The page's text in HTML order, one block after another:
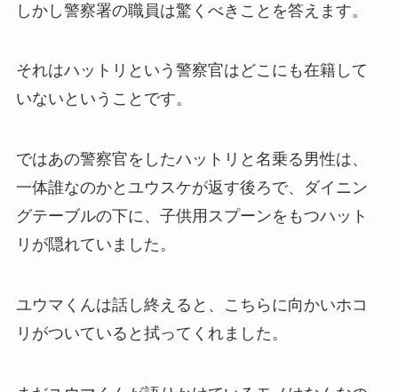
しかし警察署の職員は驚くべきことを答えます。
それはハットリという警察官はどこにも在籍して
いないということです。
ではあの警察官をしたハットリと名乗る男性は、
一体誰なのかとユウスケが返す後ろで、ダイニン
グテーブルの下に、子供用スプーンをもつハット
リが隠れていました。
ユウマくんは話し終えると、こちらに向かいホコ
リがついていると拭ってくれました。